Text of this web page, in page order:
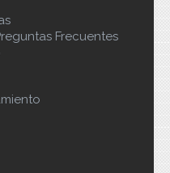
Frecuentes